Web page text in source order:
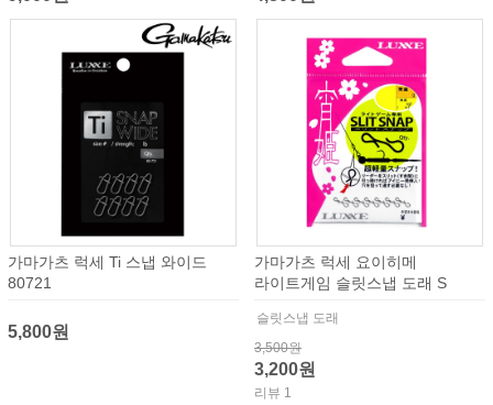
가마가츠 럭세 Ti 스냅 와이드
80721
5,800원
가마가츠 럭세 요이히메
라이트게임 슬릿스냅 도래 S
슬릿스냅 도래
3,500원
3,200원
리뷰 1